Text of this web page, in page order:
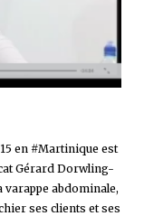
en #Martinique est
Gérard Dorwling-
varappe abdominale,
ses clients et ses